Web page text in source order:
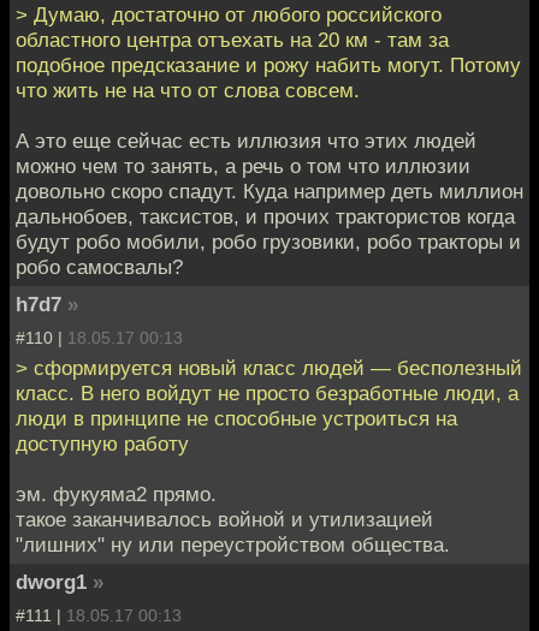
> Думаю, достаточно от любого российского
областного центра отъехать на 20 км - там за
подобное предсказание и рожу набить могут. Потому
что жить не на что от слова совсем.
А это еще сейчас есть иллюзия что этих людей
можно чем то занять, а речь о том что иллюзии
довольно скоро спадут. Куда например деть миллион
дальнобоев, таксистов, и прочих трактористов когда
будут робо мобили, робо грузовики, робо тракторы и
робо самосвалы?
h7d7 »
#110 | 18.05.17 00:13
> сформируется новый класс людей — бесполезный
класс. В него войдут не просто безработные люди, а
люди в принципе не способные устроиться на
доступную работу
эм. фукуяма2 прямо.
такое заканчивалось войной и утилизацией
"лишних" ну или переустройством общества.
dworg1 »
#111 | 18.05.17 00:13